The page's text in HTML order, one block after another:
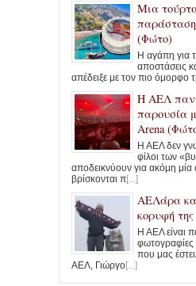
Μια
(Φώτο)
Η αγάπη για
αποστάσεις
απέδειξε με τον πιο όμορφο
Η ΑΕΛ
παρουσία
Arena
Η ΑΕΛ δεν
φίλοι των
αποδεικνύουν για ακόμη
βρίσκονται π[...]
ΑΕΛάρα
κορυφή
Η ΑΕΛ είναι
που μας
ΑΕΛ, Γιώργο[...]